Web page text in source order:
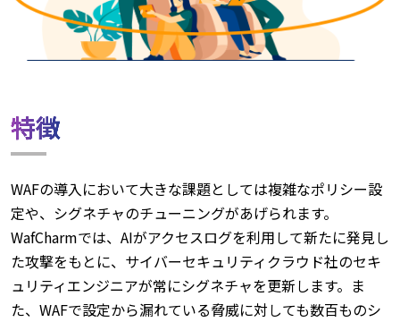
特徴
WAFの導入において大きな課題としては複雑なポリシー設
定や、シグネチャのチューニングがあげられます。
WafCharmでは、AIがアクセスログを利用して新たに発見し
た攻撃をもとに、サイバーセキュリティクラウド社のセキ
ュリティエンジニアが常にシグネチャを更新します。ま
た、WAFで設定から漏れている脅威に対しても数百ものシ